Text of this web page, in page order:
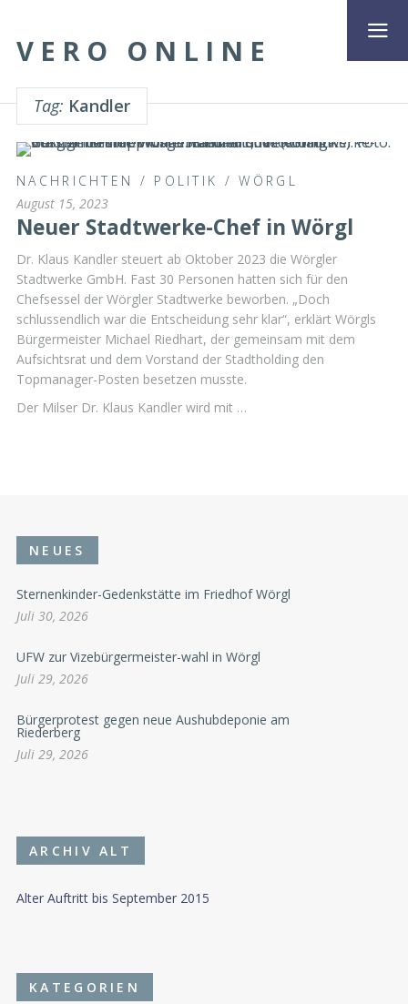
VERO ONLINE
Tag: Kandler
NACHRICHTEN / POLITIK /WÖRGL
August 15, 2023
Neuer Stadtwerke-Chef in Wörgl
Dr. Klaus Kandler steuert ab Oktober 2023 die Wörgler
Stadtwerke GmbH. Fast 30 Personen hatten sich für den
Chefsessel der Wörgler Stadtwerke beworben. „Doch
schlussendlich war die Entscheidung sehr klar“, erklärt Wörgls
Bürgermeister Michael Riedhart, der gemeinsam mit dem
Aufsichtsrat und dem Vorstand der Stadtholding den
Topmanager-Posten besetzen musste.
Der Milser Dr. Klaus Kandler wird mit …
NEUES
Sternenkinder-Gedenkstätte im Friedhof Wörgl
Juli 30, 2026
UFW zur Vizebürgermeister-wahl in Wörgl
Juli 29, 2026
Bürgerprotest gegen neue Aushubdeponie am
Riederberg
Juli 29, 2026
ARCHIV ALT
Alter Auftritt bis September 2015
KATEGORIEN